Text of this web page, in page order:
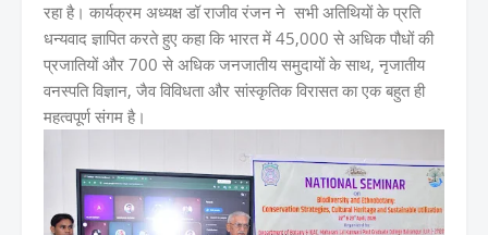
रहा है। कार्यक्रम अध्यक्ष डॉ राजीव रंजन ने सभी अतिथियों के प्रति
धन्यवाद ज्ञापित करते हुए कहा कि भारत में 45,000 से अधिक पौधों की
प्रजातियों और 700 से अधिक जनजातीय समुदायों के साथ, नृजातीय
वनस्पति विज्ञान, जैव विविधता और सांस्कृतिक विरासत का एक बहुत ही
महत्वपूर्ण संगम है।